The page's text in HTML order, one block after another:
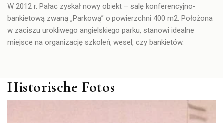
W 2012 r. Pałac zyskał nowy obiekt – salę konferencyjno-
bankietową zwaną „Parkową” o powierzchni 400 m2. Położona
w zaciszu urokliwego angielskiego parku, stanowi idealne
miejsce na organizację szkoleń, wesel, czy bankietów.
Historische Fotos